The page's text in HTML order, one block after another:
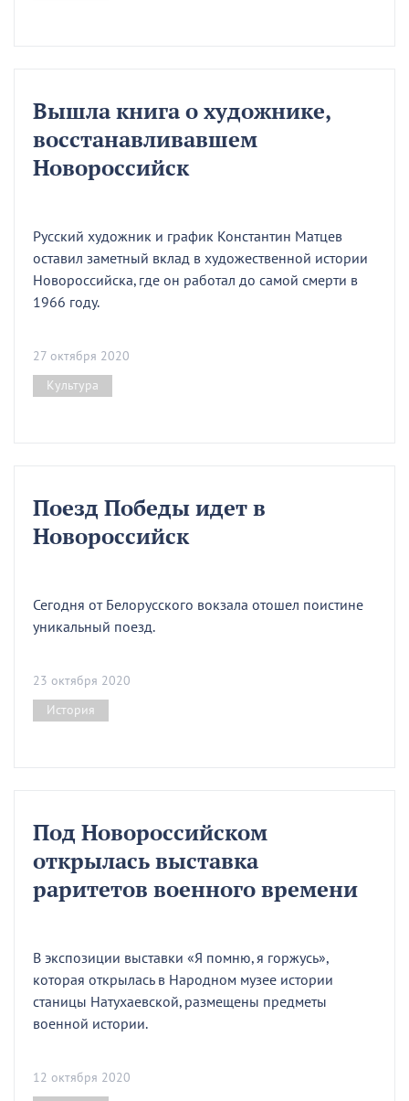
27 октября 2020
Вышла книга о художнике,
восстанавливавшем
Новороссийск
Русский художник и график Константин Матцев
оставил заметный вклад в художественной истории
Новороссийска, где он работал до самой смерти в
1966 году.
Культура
23 октября 2020
Поезд Победы идет в
Новороссийск
Сегодня от Белорусского вокзала отошел поистине
уникальный поезд.
История
12 октября 2020
Под Новороссийском
открылась выставка
раритетов военного времени
В экспозиции выставки «Я помню, я горжусь»,
которая открылась в Народном музее истории
станицы Натухаевской, размещены предметы
военной истории.